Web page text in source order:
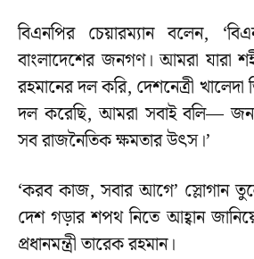
বিএনপির চেয়ারম্যান বলেন,
বাংলাদেশের জনগণ। আমরা যারা
রহমানের দল করি, দেশনেত্রী
দল করেছি, আমরা সবাই বলি—
সব রাজনৈতিক ক্ষমতার উৎস।’
‘করব কাজ, সবার আগে’ স্লোগান
দেশ গড়ার শপথ নিতে আহ্বান
প্রধানমন্ত্রী তারেক রহমান।